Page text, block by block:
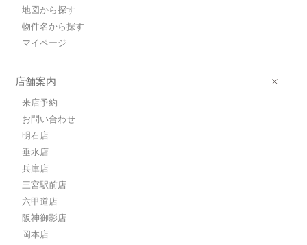
地図から探す
物件名から探す
マイページ
店舗案内
来店予約
お問い合わせ
明石店
垂水店
兵庫店
三宮駅前店
六甲道店
阪神御影店
岡本店